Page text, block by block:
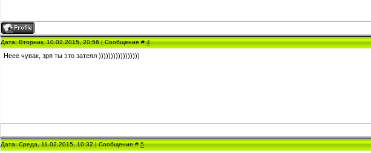
Дата: Вторник, 10.02.2015, 20:56 | Сообщение #4
Неее чувак, зря ты это затеял )))))))))))))))))
Дата: Среда, 11.02.2015, 10:32 | Сообщение #5